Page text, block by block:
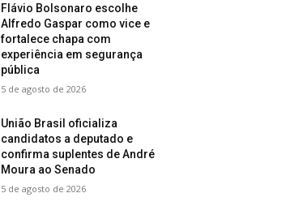
Flávio Bolsonaro escolhe
Alfredo Gaspar como vice e
fortalece chapa com
experiência em segurança
pública
5 de agosto de 2026
União Brasil oficializa
candidatos a deputado e
confirma suplentes de André
Moura ao Senado
5 de agosto de 2026